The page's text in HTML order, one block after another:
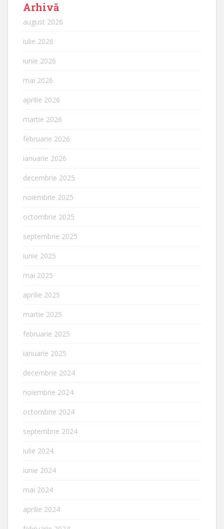
Arhivă
august 2026
iulie 2026
iunie 2026
mai 2026
aprilie 2026
martie 2026
februarie 2026
ianuarie 2026
decembrie 2025
noiembrie 2025
octombrie 2025
septembrie 2025
iunie 2025
mai 2025
aprilie 2025
martie 2025
februarie 2025
ianuarie 2025
decembrie 2024
noiembrie 2024
octombrie 2024
septembrie 2024
iulie 2024
iunie 2024
mai 2024
aprilie 2024